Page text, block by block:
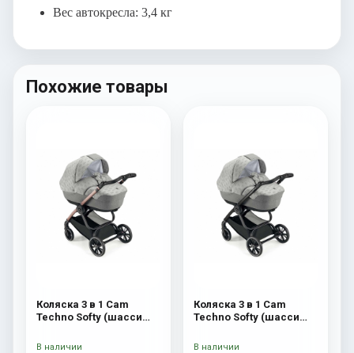
Вес автокресла: 3,4 кг
Похожие товары
Коляска 3 в 1 Cam
Techno Softy (шасси
В наличии
Коляска 3 в 1 Cam
Techno Softy (шасси
В наличии